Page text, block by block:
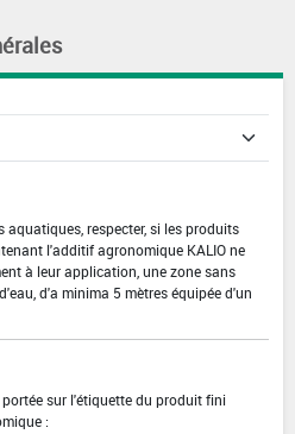
respecter, si les produits
l'additif agronomique KALIO ne
à leur application, une zone sans
d'a minima 5 mètres équipée d'un
sur l'étiquette du produit fini
: